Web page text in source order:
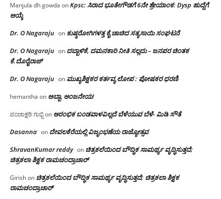
Manjula dh gowda onKpsc: ಸಿರಾದ ಭೂತೇಗೌಡಗೆ 6ನೇ ಶ್ರೇಯಾಂಕ: Dysp ಹುದ್ದೆಗೆ
ಆಯ್ಕೆ
Dr. O Nagaraju on ಕುಷ್ಠರೋಗಿಗಳತ್ತ ಕೈ ಚಾಚಿದ ಸತ್ಯಸಾಯಿ ಸಂಘಟನೆ
Dr. O Nagaraju on ದಬ್ಬಾಳಿಕೆ, ದಮನಕಾರಿ ನೀತಿ ಸಲ್ಲದು – ಜನಪರ ಚಿಂತಕ
ಕೆ.ದೊರೈರಾಜ್
Dr. O Nagaraju on ಮುಖ್ಯಶಿಕ್ಷಕರ ಕರ್ತವ್ಯ ಲೋಪ : ಪೋಷಕರ ಧರಣಿ
hemantha on ಅಬ್ಬಾ, ಆಂಜನೇಯ!
ಪಂಚಾಕ್ಷರಿ ಗುಬ್ಬಿon ಆರಂಭಿಕ ಬಂಡವಾಳವಿಲ್ಲದೆ ಬೆಳೆಯುವ ಬೆಳೆ- ಮಿಡಿ ಸೌತೆ
Dasanna on ದೇವಲಕೆರೆಯಲ್ಲಿ ವಿಜೃಂಭಣೆಯ ರಾಜ್ಯೋತ್ಸವ
ShravanKumar reddy on ಚಿತ್ರಕಲೆಯಿಂದ ಬೌದ್ಧಿಕ ಸಾಮರ್ಥ್ಯ ವೃದ್ಧಿಸುತ್ತದೆ;
ಚಿತ್ರಕಲಾ ಶಿಕ್ಷಕ ರಾಮಚಂದ್ರಾಚಾರ್
Girishon ಚಿತ್ರಕಲೆಯಿಂದ ಬೌದ್ಧಿಕ ಸಾಮರ್ಥ್ಯ ವೃದ್ಧಿಸುತ್ತದೆ; ಚಿತ್ರಕಲಾ ಶಿಕ್ಷಕ
ರಾಮಚಂದ್ರಾಚಾರ್